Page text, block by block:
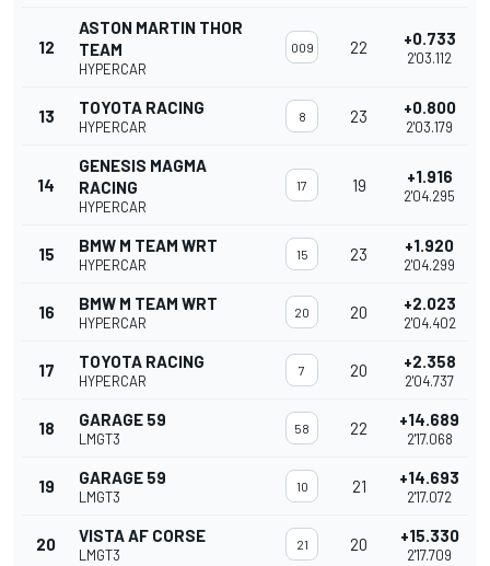
12
ASTON MARTIN THOR
TEAM
HYPERCAR
009 22 +0.733
2'03.112
13 TOYOTA RACING
HYPERCAR
8 23 +0.800
2'03.179
14
GENESIS MAGMA
RACING
HYPERCAR
17 19 +1.916
2'04.295
15 BMW M TEAM WRT
HYPERCAR
15 23 +1.920
2'04.299
16 BMW M TEAM WRT
HYPERCAR
20 20 +2.023
2'04.402
17 TOYOTA RACING
HYPERCAR
7 20 +2.358
2'04.737
18 GARAGE 59
LMGT3
58 22 +14.689
2'17.068
19 GARAGE 59
LMGT3
10 21 +14.693
2'17.072
20 VISTA AF CORSE
LMGT3
21 20 +15.330
2'17.709